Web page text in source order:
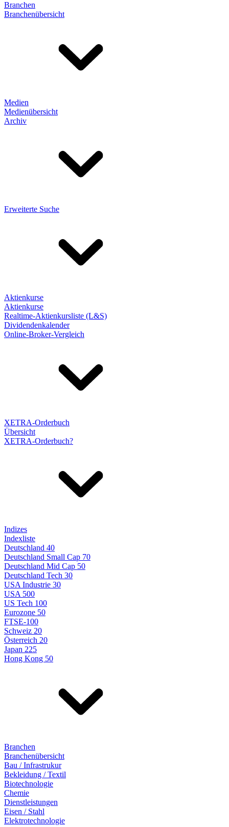
Branchen
Branchenübersicht
Medien
Medienübersicht
Archiv
Erweiterte Suche
Aktienkurse
Aktienkurse
Realtime-Aktienkursliste (L&S)
Dividendenkalender
Online-Broker-Vergleich
XETRA-Orderbuch
Übersicht
XETRA-Orderbuch?
Indizes
Indexliste
Deutschland 40
Deutschland Small Cap 70
Deutschland Mid Cap 50
Deutschland Tech 30
USA Industrie 30
USA 500
US Tech 100
Eurozone 50
FTSE-100
Schweiz 20
Österreich 20
Japan 225
Hong Kong 50
Branchen
Branchenübersicht
Bau / Infrastrukur
Bekleidung / Textil
Biotechnologie
Chemie
Dienstleistungen
Eisen / Stahl
Elektrotechnologie